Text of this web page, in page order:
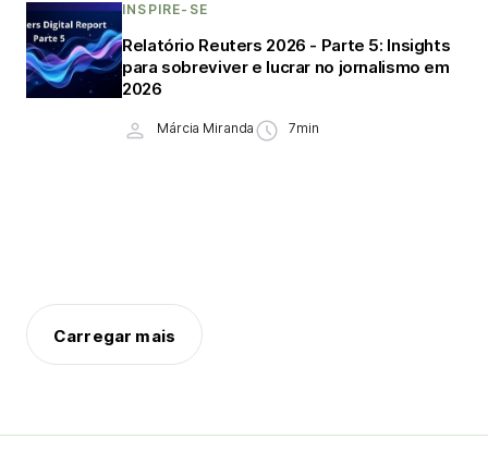
INSPIRE-SE
Relatório Reuters 2026 - Parte 5: Insights
para sobreviver e lucrar no jornalismo em
2026
Márcia Miranda 7min
Carregar mais